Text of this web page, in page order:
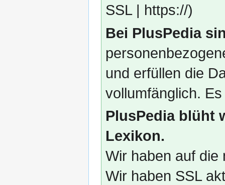
SSL | https://)
Bei PlusPedia
und erfüllen die
vollumfänglich.
PlusPedia blüht
Lexikon.
Wir haben auf die
Wir haben SSL